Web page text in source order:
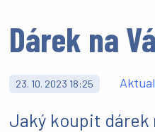
Dárek na
23. 10. 2023 18:25
Jaký koupit dárek